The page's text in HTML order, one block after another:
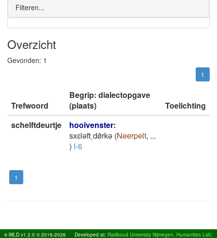
Filteren...
Overzicht
Gevonden: 1
1
Trefwoord
Begrip: dialectopgave
(plaats)
Toelichting
schelftdeurtje
hooivenster:
sxɛlǝft˲dø̄rkǝ (Neerpelt, ...
) I-6
1
e-WLD v1.2.0 © 2016-2026 Developed at: Radboud University Nijmegen, Humanities Lab,